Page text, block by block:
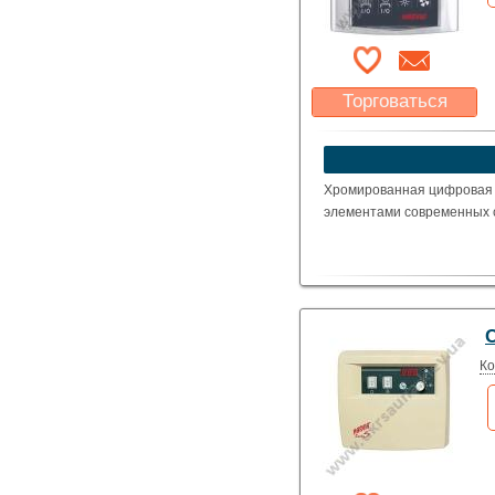
Торговаться
Какая цена Вас
устроит?
Хромированная цифровая
элементами современных